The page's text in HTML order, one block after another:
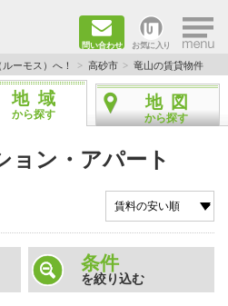
問い合わせ お気に入り ×
す
ーモス）へ！ 高砂市 竜山の賃貸物件
地域
から探す
地図
から探す
ョン・アパート
条件
を絞り込む